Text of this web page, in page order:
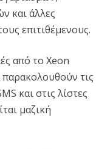
και άλλες
επιτιθέμενους.
από το Xeon
παρακολουθούν τις
και στις λίστες
μαζική